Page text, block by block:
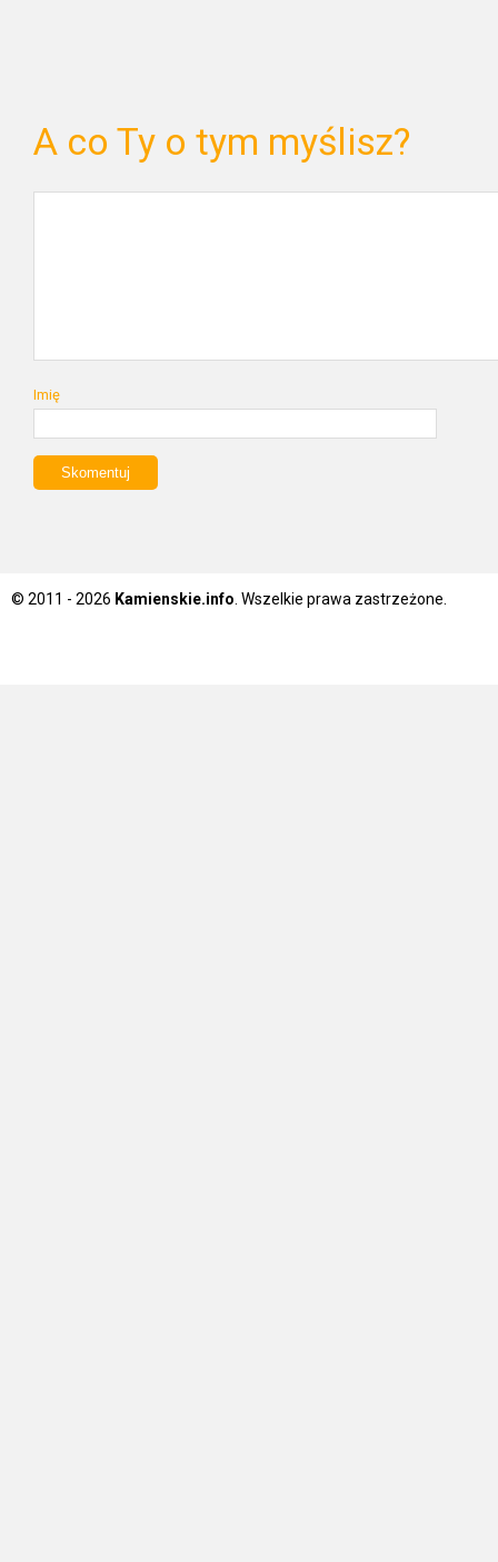
A co Ty o tym myślisz?
Imię
© 2011 - 2026 Kamienskie.info . Wszelkie prawa zastrzeżone.